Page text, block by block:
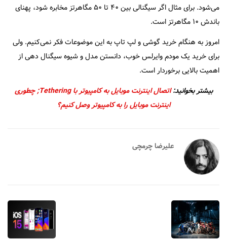
می‌شود. برای مثال اگر سیگنالی بین ۴۰ تا ۵۰ مگاهرتز مخابره شود، پهنای
باندش ۱۰ مگاهرتز است.
امروز به هنگام خرید گوشی و لپ تاپ به این موضوعات فکر نمی‌کنیم. ولی
برای خرید یک مودم وایرلس خوب، دانستن مدل و شیوه سیگنال دهی از
اهمیت بالایی برخوردار است.
بیشتر بخوانید:
اتصال اینترنت موبایل به کامپیوتر با Tethering; چطوری
اینترنت موبایل را به کامپیوتر وصل کنیم؟
علیرضا چرمچی